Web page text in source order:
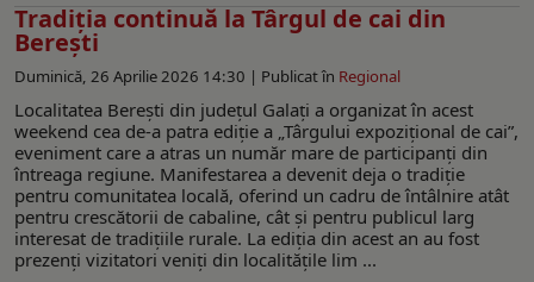
Tradiția continuă la Târgul de cai din
Berești
Duminică, 26 Aprilie 2026 14:30 | Publicat în Regional
Localitatea Berești din județul Galați a organizat în acest
weekend cea de-a patra ediție a „Târgului expozițional de cai”,
eveniment care a atras un număr mare de participanți din
întreaga regiune. Manifestarea a devenit deja o tradiție
pentru comunitatea locală, oferind un cadru de întâlnire atât
pentru crescătorii de cabaline, cât și pentru publicul larg
interesat de tradițiile rurale. La ediția din acest an au fost
prezenți vizitatori veniți din localitățile lim ...